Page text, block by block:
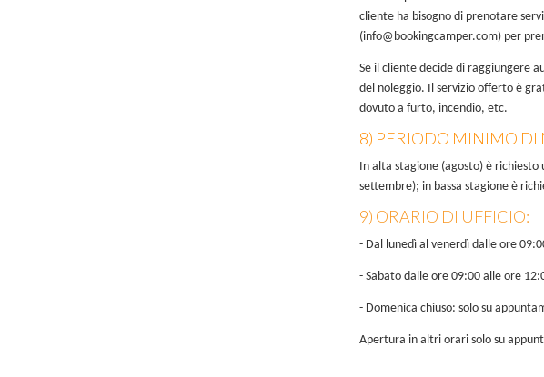
cliente ha bisogno di prenotare
(info@bookingcamper.com) per
Se il cliente decide di raggiungere
del noleggio. Il servizio offerto è
dovuto a furto, incendio, etc.
8) PERIODO MINIMO DI
In alta stagione (agosto) è
settembre); in bassa stagione è
9) ORARIO DI UFFICIO:
- Dal lunedì al venerdì dalle ore
- Sabato dalle ore 09:00 alle ore
- Domenica chiuso: solo su
Apertura in altri orari solo su